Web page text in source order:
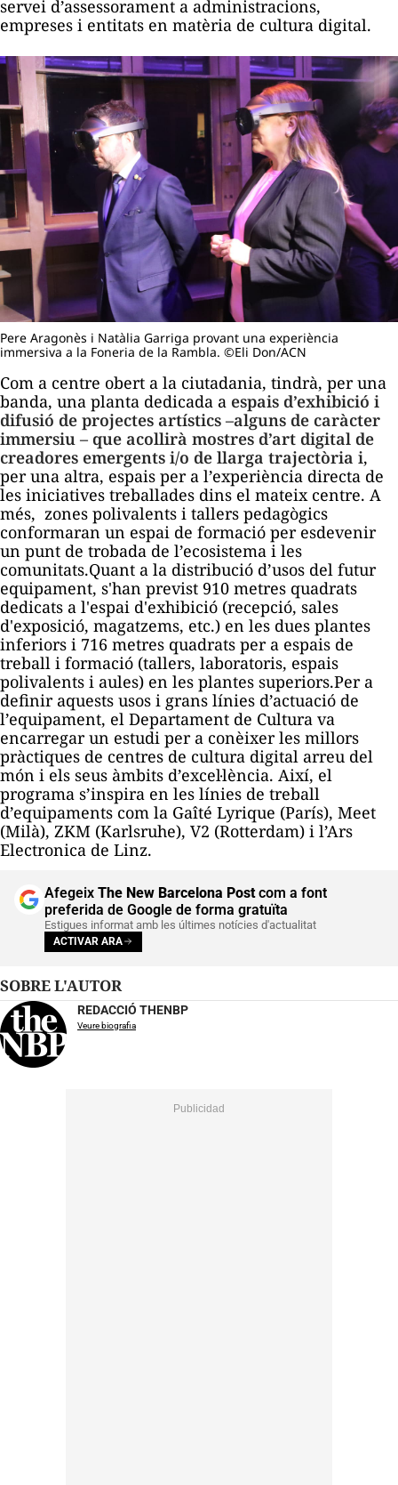
servei d’assessorament a administracions,
empreses i entitats en matèria de cultura digital.
Pere Aragonès i Natàlia Garriga provant una experiència
immersiva a la Foneria de la Rambla. ©Eli Don/ACN
Com a centre obert a la ciutadania, tindrà, per una
banda, una planta dedicada a espais d’exhibició i
difusió de projectes artístics –alguns de caràcter
immersiu – que acollirà mostres d’art digital de
creadores emergents i/o de llarga trajectòria i,
per una altra, espais per a l’experiència directa de
les iniciatives treballades dins el mateix centre. A
més, zones polivalents i tallers pedagògics
conformaran un espai de formació per esdevenir
un punt de trobada de l’ecosistema i les
comunitats.Quant a la distribució d’usos del futur
equipament, s'han previst 910 metres quadrats
dedicats a l'espai d'exhibició (recepció, sales
d'exposició, magatzems, etc.) en les dues plantes
inferiors i 716 metres quadrats per a espais de
treball i formació (tallers, laboratoris, espais
polivalents i aules) en les plantes superiors.Per a
definir aquests usos i grans línies d’actuació de
l’equipament, el Departament de Cultura va
encarregar un estudi per a conèixer les millors
pràctiques de centres de cultura digital arreu del
món i els seus àmbits d’excel·lència. Així, el
programa s’inspira en les línies de treball
d’equipaments com la Gaîté Lyrique (París), Meet
(Milà), ZKM (Karlsruhe), V2 (Rotterdam) i l’Ars
Electronica de Linz.
Afegeix The New Barcelona Postcom a font
preferida de Google de forma gratuïta
Estigues informat amb les últimes notícies d'actualitat
ACTIVAR ARA
SOBRE L'AUTOR
REDACCIÓ THENBP
Veure biografia